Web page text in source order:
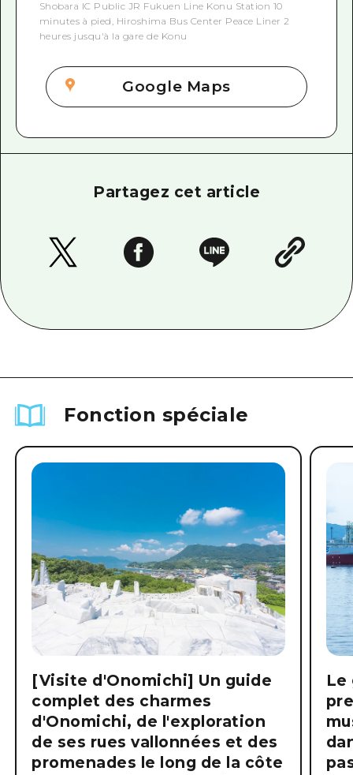
Shobara IC Public JR Fukuen Line Konu Station 10
minutes à pied, Hiroshima Bus Center Peace Liner 2
heures jusqu'à la gare de Konu
Google Maps
Partagez cet article
Fonction spéciale
[Visite d'Onomichi] Un guide
complet des charmes
d'Onomichi, de l'exploration
de ses rues vallonnées et des
promenades le long de la côte
Le